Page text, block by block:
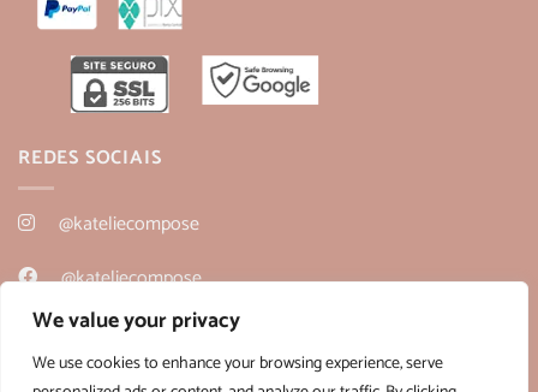
We value your privacy
We use cookies to enhance your browsing experience, serve
REDES SOCIAIS
@kateliecompose
@kateliecompose
@kateliecompose